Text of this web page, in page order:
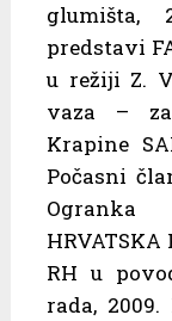
glumišta,
predstavi
u režiji Z.
vaza – za
Krapine
Počasni
Ogranka
RH u
rada,